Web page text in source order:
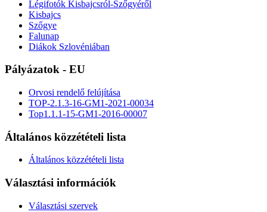
Légifotók Kisbajcsról-Szőgyéről
Kisbajcs
Szőgye
Falunap
Diákok Szlovéniában
Pályázatok - EU
Orvosi rendelő felújítása
TOP-2.1.3-16-GM1-2021-00034
Top1.1.1-15-GM1-2016-00007
Általános közzétételi lista
Általános közzétételi lista
Választási információk
Választási szervek